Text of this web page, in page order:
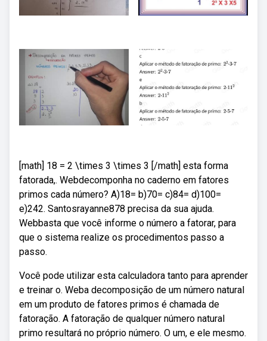
[math] 18 = 2 \times 3 \times 3 [/math] esta forma
fatorada,. Webdecomponha no caderno em fatores
primos cada número? A)18= b)70= c)84= d)100=
e)242. Santosrayanne878 precisa da sua ajuda.
Webbasta que você informe o número a fatorar, para
que o sistema realize os procedimentos passo a
passo.
Você pode utilizar esta calculadora tanto para aprender
e treinar o. Weba decomposição de um número natural
em um produto de fatores primos é chamada de
fatoração. A fatoração de qualquer número natural
primo resultará no próprio número. O um, e ele mesmo.